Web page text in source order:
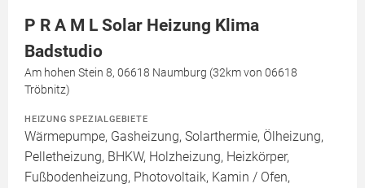
P R A M L Solar Heizung Klima
Badstudio
Am hohen Stein 8, 06618 Naumburg (32km von 06618
Tröbnitz)
HEIZUNG SPEZIALGEBIETE
Wärmepumpe, Gasheizung, Solarthermie, Ölheizung,
Pelletheizung, BHKW, Holzheizung, Heizkörper,
Fußbodenheizung, Photovoltaik, Kamin / Ofen,